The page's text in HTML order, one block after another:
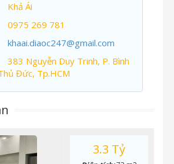
Khả Ái
0975 269 781
khaai.diaoc247@gmail.com
383 Nguyễn Duy Trinh, P. Bình
Đức, Tp.HCM
3.3 Tỷ